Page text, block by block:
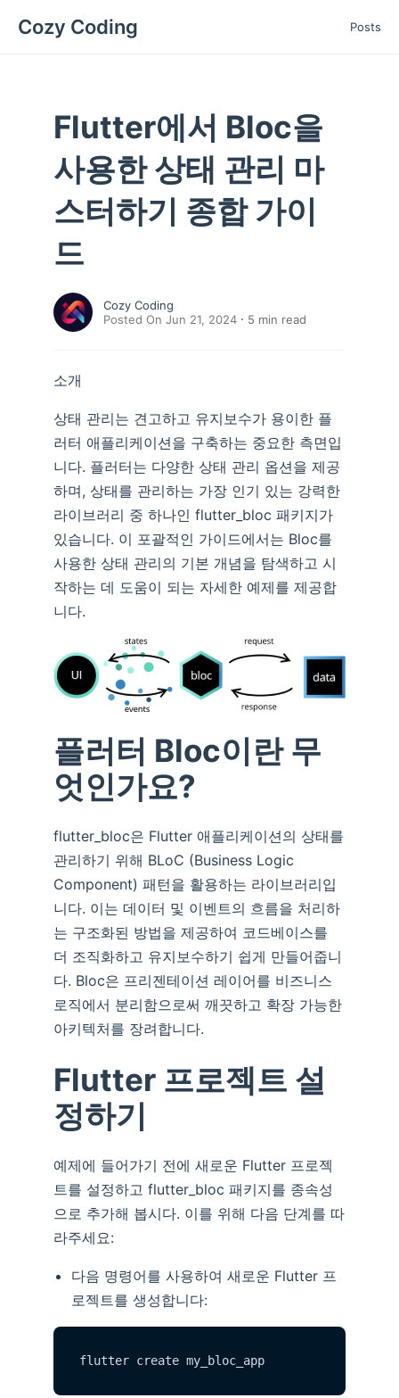
Cozy Coding Posts
Flutter에서 Bloc을
사용한 상태 관리 마
스터하기 종합 가이
드
Cozy Coding
Posted On Jun 21, 2024
5 min read
소개
상태 관리는 견고하고 유지보수가 용이한 플
러터 애플리케이션을 구축하는 중요한 측면입
니다. 플러터는 다양한 상태 관리 옵션을 제공
하며, 상태를 관리하는 가장 인기 있는 강력한
라이브러리 중 하나인 flutter_bloc 패키지가
있습니다. 이 포괄적인 가이드에서는 Bloc를
사용한 상태 관리의 기본 개념을 탐색하고 시
작하는 데 도움이 되는 자세한 예제를 제공합
니다.
플러터 Bloc이란 무
엇인가요?
flutter_bloc은 Flutter 애플리케이션의 상태를
관리하기 위해 BLoC (Business Logic
Component) 패턴을 활용하는 라이브러리입
니다. 이는 데이터 및 이벤트의 흐름을 처리하
는 구조화된 방법을 제공하여 코드베이스를
더 조직화하고 유지보수하기 쉽게 만들어줍니
다. Bloc은 프리젠테이션 레이어를 비즈니스
로직에서 분리함으로써 깨끗하고 확장 가능한
아키텍처를 장려합니다.
Flutter 프로젝트 설
정하기
예제에 들어가기 전에 새로운 Flutter 프로젝
트를 설정하고 flutter_bloc 패키지를 종속성
으로 추가해 봅시다. 이를 위해 다음 단계를 따
라주세요:
다음 명령어를 사용하여 새로운 Flutter 프
로젝트를 생성합니다:
flutter create my_bloc_app